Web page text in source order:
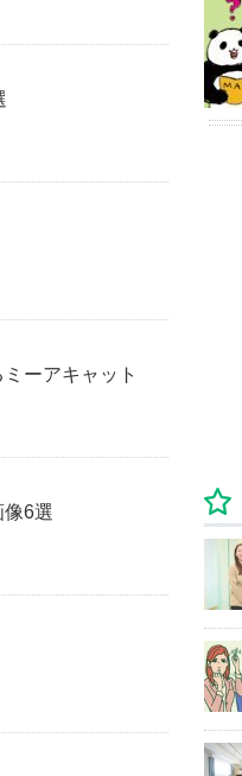
ーアキャット
6選